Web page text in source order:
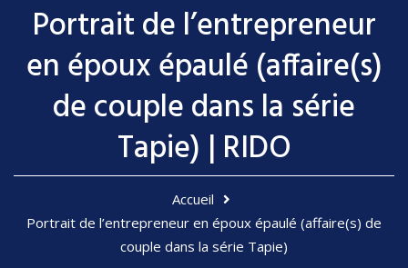
Portrait de l’entrepreneur
en époux épaulé (affaire(s)
de couple dans la série
Tapie) | RIDO
Accueil
Portrait de l’entrepreneur en époux épaulé (affaire(s) de
couple dans la série Tapie)